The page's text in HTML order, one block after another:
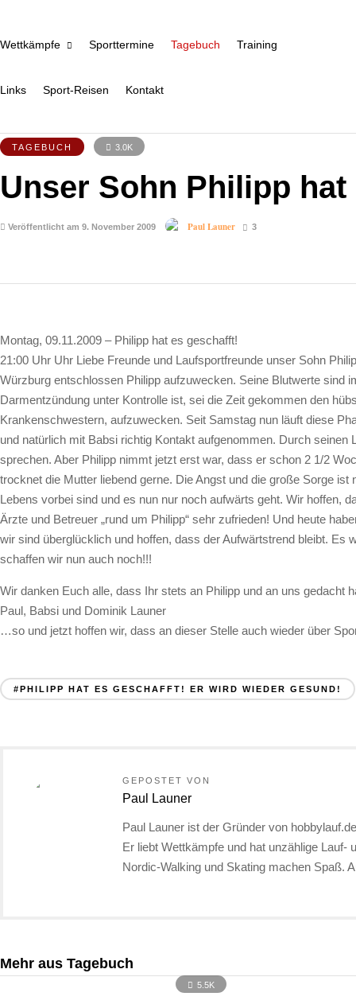
Wettkämpfe Sporttermine Tagebuch Training
Links Sport-Reisen Kontakt
TAGEBUCH 3.0K
Unser Sohn Philipp
Veröffentlicht am 9. November 2009 Paul Launer 3
Montag, 09.11.2009 – Philipp hat es geschafft!
21:00 Uhr Uhr Liebe Freunde und Laufsportfreunde unser Sohn
Würzburg entschlossen Philipp aufzuwecken. Seine Blutwerte
Darmentzündung unter Kontrolle ist, sei die Zeit gekommen den
Krankenschwestern, aufzuwecken. Seit Samstag nun läuft diese
und natürlich mit Babsi richtig Kontakt aufgenommen. Durch
sprechen. Aber Philipp nimmt jetzt erst war, dass er schon 2 1/2
trocknet die Mutter liebend gerne. Die Angst und die große Sorge
Lebens vorbei sind und es nun nur noch aufwärts geht. Wir hoffen,
Ärzte und Betreuer „rund um Philipp“ sehr zufrieden! Und heute
wir sind überglücklich und hoffen, dass der Aufwärtstrend bleibt.
schaffen wir nun auch noch!!!
Wir danken Euch alle, dass Ihr stets an Philipp und an uns gedacht
Paul, Babsi und Dominik Launer
…so und jetzt hoffen wir, dass an dieser Stelle auch wieder über
#PHILIPP HAT ES GESCHAFFT! ER WIRD WIEDER GESUND!
GEPOSTET VON
Paul Launer
Paul Launer ist der Gründer von
Er liebt Wettkämpfe und hat unzählige Lauf-
Nordic-Walking und Skating machen Spaß.
Mehr aus Tagebuch
5.5K